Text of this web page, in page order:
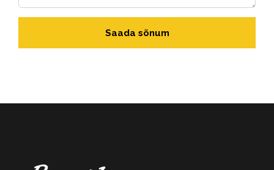
Saada sõnum